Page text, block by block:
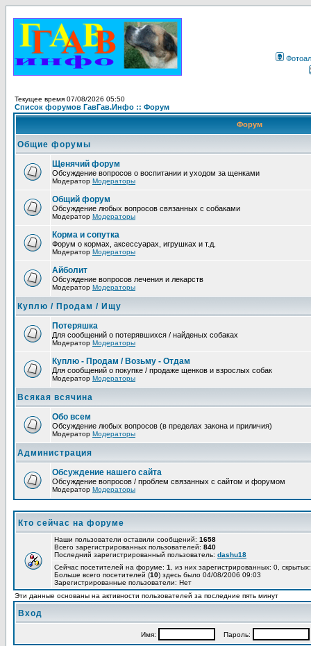
Текущее время 07/08/2026 05:50
Список форумов ГавГав.Инфо :: Форум
Форум
Общие форумы
Щенячий форум
Обсуждение вопросов о воспитании и уходом за щенками
Модератор Модераторы
Общий форум
Обсуждение любых вопросов связанных с собаками
Модератор Модераторы
Корма и сопутка
Форум о кормах, аксессуарах, игрушках и т.д.
Модератор Модераторы
Айболит
Обсуждение вопросов лечения и лекарств
Модератор Модераторы
Куплю / Продам / Ищу
Потеряшка
Для сообщений о потерявшихся / найденых собаках
Модератор Модераторы
Куплю - Продам / Возьму - Отдам
Для сообщений о покупке / продаже щенков и взрослых собак
Модератор Модераторы
Всякая всячина
Обо всем
Обсуждение любых вопросов (в пределах закона и приличия)
Модератор Модераторы
Администрация
Обсуждение нашего сайта
Обсуждение вопросов / проблем связанных с сайтом и форумом
Модератор Модераторы
Кто сейчас на форуме
Наши пользователи оставили сообщений: 1658
Всего зарегистрированных пользователей: 840
Последний зарегистрированный пользователь: dashu18
Сейчас посетителей на форуме: 1
, из них зарегистрированных: 0,
Больше всего посетителей (10) здесь было 04/08/2006 09:03
Зарегистрированные пользователи: Нет
Эти данные основаны на активности пользователей за последние пять минут
Вход
Имя: Пароль: